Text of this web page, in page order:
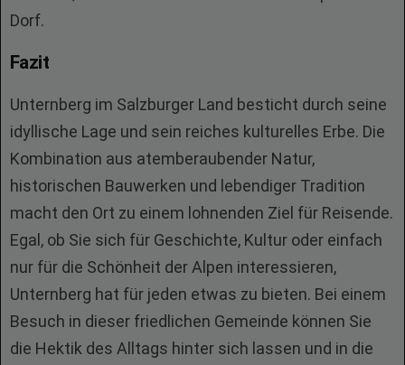
Dorf.
Fazit
Unternberg im Salzburger Land besticht durch seine
idyllische Lage und sein reiches kulturelles Erbe. Die
Kombination aus atemberaubender Natur,
historischen Bauwerken und lebendiger Tradition
macht den Ort zu einem lohnenden Ziel für Reisende.
Egal, ob Sie sich für Geschichte, Kultur oder einfach
nur für die Schönheit der Alpen interessieren,
Unternberg hat für jeden etwas zu bieten. Bei einem
Besuch in dieser friedlichen Gemeinde können Sie
die Hektik des Alltags hinter sich lassen und in die